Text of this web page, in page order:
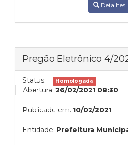
Detalhes
Pregão Eletrônico 4/
Status: Homologada
Abertura: 26/02/2021 08:30
Publicado em: 10/02/2021
Entidade: Prefeitura